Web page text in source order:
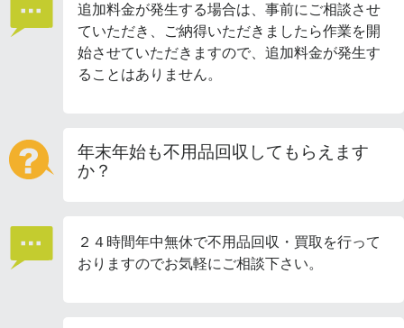
追加料金が発生する場合は、事前にご相談させ
ていただき、ご納得いただきましたら作業を開
始させていただきますので、追加料金が発生す
ることはありません。
年末年始も不用品回収してもらえます
か？
２４時間年中無休で不用品回収・買取を行って
おりますのでお気軽にご相談下さい。